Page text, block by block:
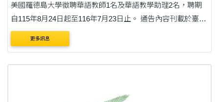
美國羅德島大學徵聘華語教師1名及華語教學助理2名，聘期
自115年8月24日起至116年7月23日止。 通告內容刊載於臺灣
華語教育資源中心(網址：
https://lmit.edu.tw/sc/world_detail_edu/1355、
更多訊息